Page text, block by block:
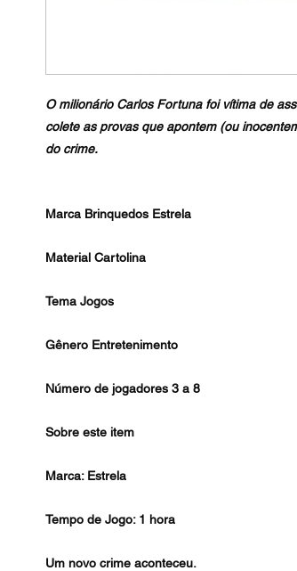
O milionário Carlos Fortuna foi vítima de
colete as provas que apontem (ou
do crime.
Marca Brinquedos Estrela
Material Cartolina
Tema Jogos
Gênero Entretenimento
Número de jogadores 3 a 8
Sobre este item
Marca: Estrela
Tempo de Jogo: 1 hora
Um novo crime aconteceu.